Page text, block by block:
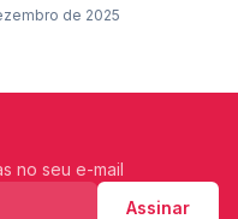
de 2025
no seu e-mail
Assinar